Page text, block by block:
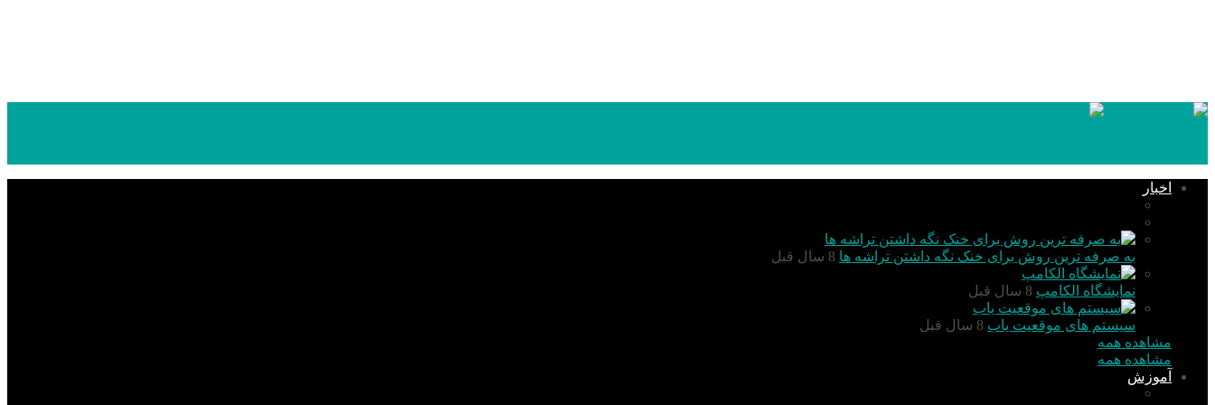
اخبار
به صرفه ترین روش برای خنک نگه داشتن تراشه ها
نمایشگاه الکامپ
سیستم های موقعیت یاب
مشاهده همه
مشاهده همه
آموزش